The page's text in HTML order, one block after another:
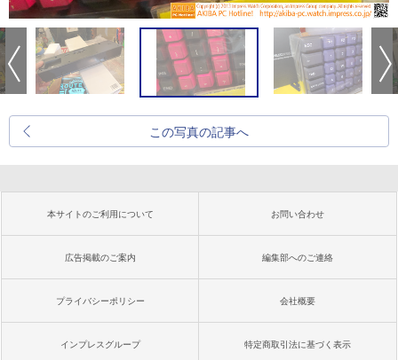
この写真の記事へ
本サイトのご利用について お問い合わせ
広告掲載のご案内 編集部へのご連絡
プライバシーポリシー 会社概要
インプレスグループ 特定商取引法に基づく表示